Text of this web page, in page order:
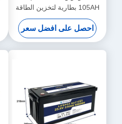
105AH بطارية لتخزين الطاقة
نظام الطاقة الشمسية البحرية
احصل على افضل سعر